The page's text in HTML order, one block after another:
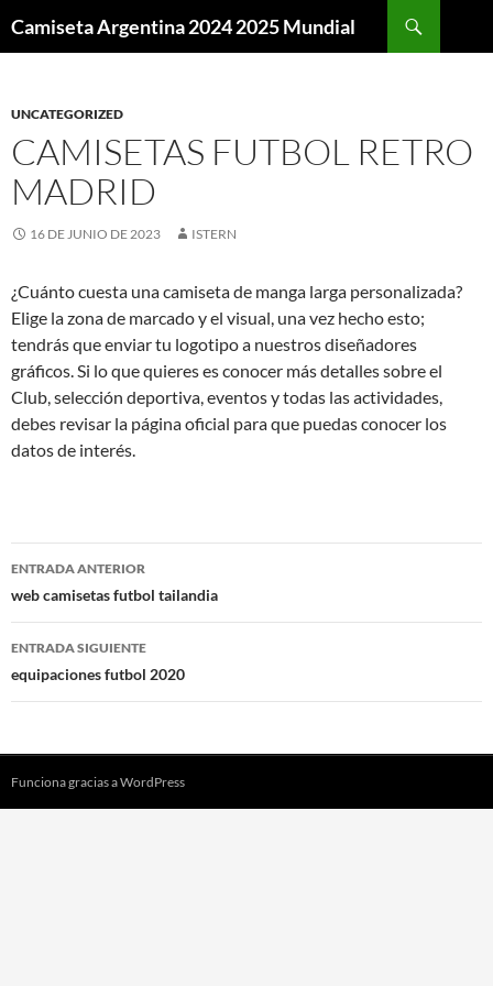
Camiseta Argentina 2024 2025 Mundial
UNCATEGORIZED
CAMISETAS FUTBOL RETRO
MADRID
16 DE JUNIO DE 2023 ISTERN
¿Cuánto cuesta una camiseta de manga larga personalizada?
Elige la zona de marcado y el visual, una vez hecho esto;
tendrás que enviar tu logotipo a nuestros diseñadores
gráficos. Si lo que quieres es conocer más detalles sobre el
Club, selección deportiva, eventos y todas las actividades,
debes revisar la página oficial para que puedas conocer los
datos de interés.
Navegación
de
entradas
ENTRADA ANTERIOR
web camisetas futbol tailandia
ENTRADA SIGUIENTE
equipaciones futbol 2020
Funciona gracias a WordPress